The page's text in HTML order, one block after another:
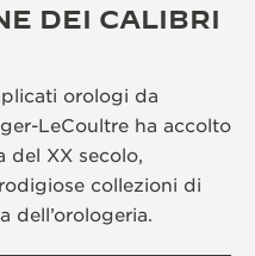
DEI CALIBRI
orologi da
LeCoultre ha accolto
del XX secolo,
collezioni di
dell’orologeria.